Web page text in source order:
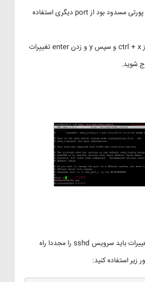
استفاده نمایید. اگر پورتی مسدود بود از port دیگری استفاده
در انتها با استفاده از ctrl + x و سپس y و زدن enter تغییرات
شوید.
اکنون برای اعمال تغییرات باید سرویس sshd را مجددا راه
زیر استفاده کنید: